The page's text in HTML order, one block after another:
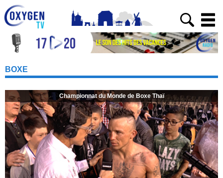
BOXE
Championnat du Monde de Boxe Thaï